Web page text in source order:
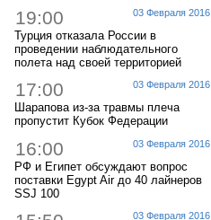
03 Февраля 2016
19:00
Турция отказала России в
проведении наблюдательного
полета над своей территорией
03 Февраля 2016
17:00
Шарапова из-за травмы плеча
пропустит Кубок Федерации
03 Февраля 2016
16:00
РФ и Египет обсуждают вопрос
поставки Egypt Air до 40 лайнеров
SSJ 100
03 Февраля 2016